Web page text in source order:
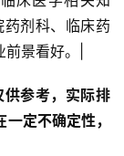
剂科、临床药
景看好。|
供参考，实际排
定不确定性，